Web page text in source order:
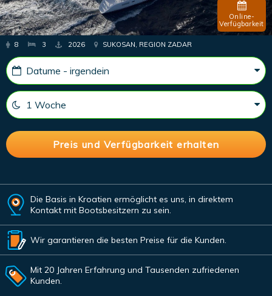
Online-
Verfügbarkeit
8 3 2026 SUKOSAN, REGION ZADAR
Die Basis in Kroatien ermöglicht es uns, in direktem
Kontakt mit Bootsbesitzern zu sein.
Wir garantieren die besten Preise für die Kunden.
Mit 20 Jahren Erfahrung und Tausenden zufriedenen
Kunden.